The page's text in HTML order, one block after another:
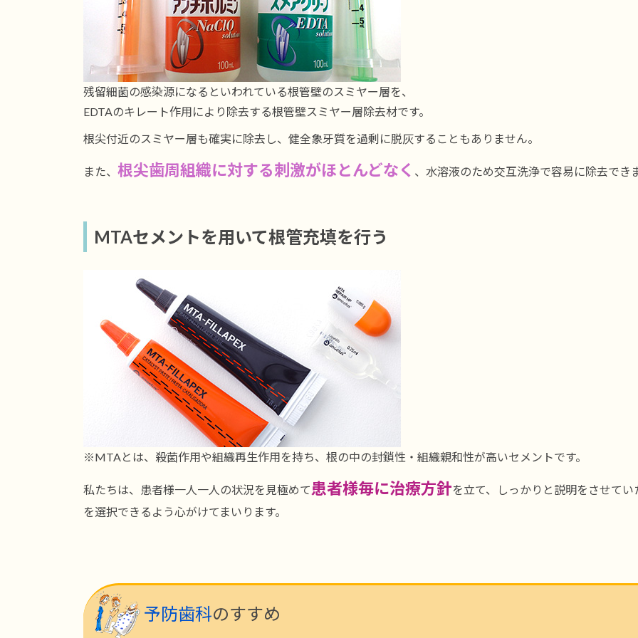
残留細菌の感染源になるといわれている根管壁のスミヤー層を、
EDTAのキレート作用により除去する根管壁スミヤー層除去材です。
根尖付近のスミヤー層も確実に除去し、健全象牙質を過剰に脱灰することもありません。
また、 根尖歯周組織に対する刺激がほとんどなく 、水溶液のため交互洗浄で容易に除去でき
MTAセメントを用いて根管充填を行う
※MTAとは、殺菌作用や組織再生作用を持ち、根の中の封鎖性・組織親和性が高いセメントです。
私たちは、患者様一人一人の状況を見極めて 患者様毎に治療方針を立て、しっかりと説明をさせて
を選択できるよう心がけてまいります。
予防歯科のすすめ